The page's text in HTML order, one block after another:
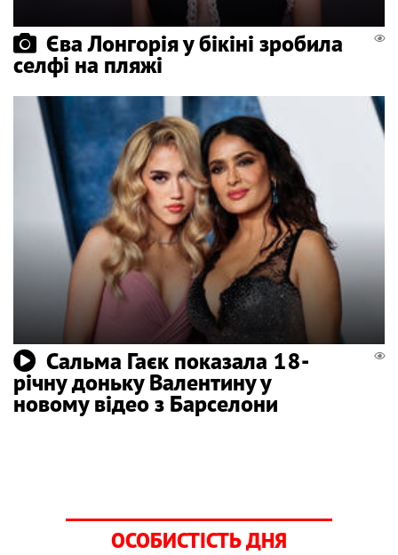
Єва Лонгорія у бікіні зробила
селфі на пляжі
Сальма Гаєк показала 18-
річну доньку Валентину у
новому відео з Барселони
ОСОБИСТІСТЬ ДНЯ